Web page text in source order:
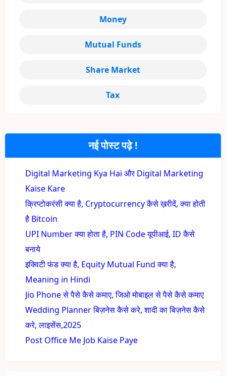
नई पोस्ट पढ़े !
Digital Marketing Kya Hai और Digital Marketing
Kaise Kare
क्रिप्टोकरंसी क्या है, Cryptocurrency कैसे ख़रीदें, क्या होती
है Bitcoin
UPI Number क्या होता है, PIN Code यूपीआई, ID कैसे
बनाये
इक्विटी फंड क्या है, Equity Mutual Fund क्या है,
Meaning in Hindi
Jio Phone से पैसे कैसे कमाए, जिओ मोबाइल से पैसे कैसे कमाए
Wedding Planner बिज़नेस कैसे करे, शादी का बिज़नेस कैसे
करे, लाइसेंस,2025
Post Office Me Job Kaise Paye
Money
Mutual Funds
Share Market
Tax